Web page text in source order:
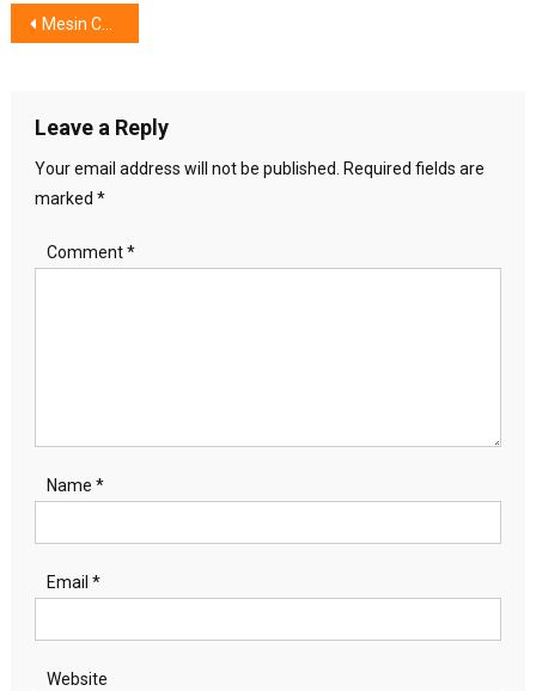
Post
Mesin Cuci L+ All in One 24 kg, Solusi Cuci Modern untuk Hunian Urban Premium
Leave a Reply
Your email address will not be published.
Required fields are
marked *
Comment*
Name *
Email *
Website